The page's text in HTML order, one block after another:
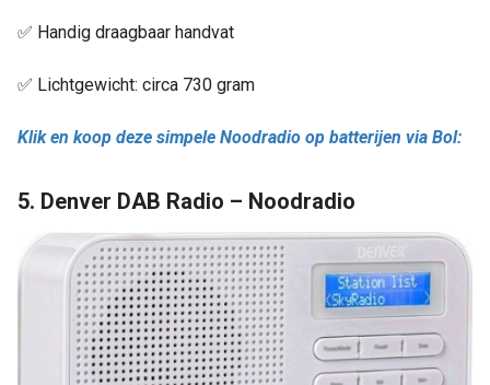
✅ Handig draagbaar handvat
✅ Lichtgewicht: circa 730 gram
Klik en koop deze simpele Noodradio op batterijen via Bol:
5. Denver DAB Radio – Noodradio